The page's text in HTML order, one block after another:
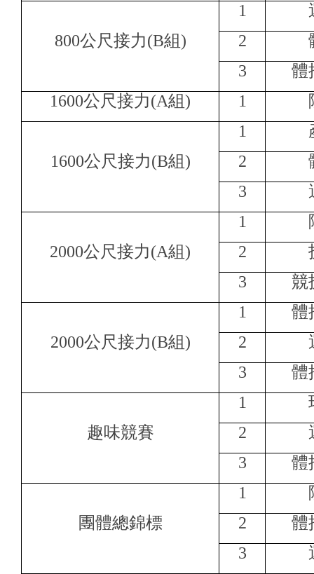
800公尺接力(B組)
1
2
3
體
1600公尺接力(A組) 1
1600公尺接力(B組)
1
2
3
2000公尺接力(A組)
1
2
3
競
2000公尺接力(B組)
1
體
2
3
體
趣味競賽
1
2
3
體
團體總錦標
1
2
體
3